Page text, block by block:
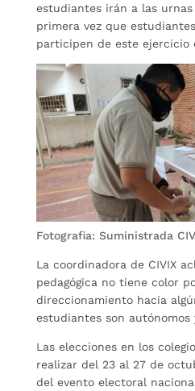
estudiantes irán a las
primera vez que
participen de este ejercicio
Fotografia: Suministrada
La coordinadora de CIVIX
pedagógica no tiene color
direccionamiento hacia
estudiantes son
Las elecciones en los
realizar del 23 al 27 de
del evento electoral